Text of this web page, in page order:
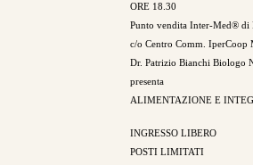
ORE 18.30
Punto vendita Inter-Med® di
c/o Centro Comm. IperCoop
Dr. Patrizio Bianchi Biologo
presenta
ALIMENTAZIONE E
INGRESSO LIBERO
POSTI LIMITATI